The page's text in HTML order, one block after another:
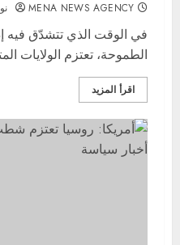
MENA NEWS AGENCY
في الوقت الذي تتشدّق فيه
الطموحة، تعتزم الولايات
اقرأ المزيد